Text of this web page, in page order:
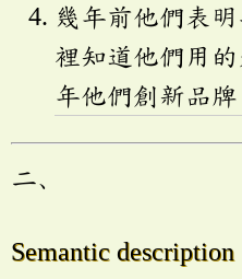
幾年前他們表
裡知道他們用的
年他們創新品牌
二、
Semantic description